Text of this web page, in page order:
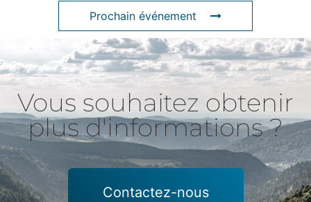
Prochain événement
Vous souhaitez obtenir
plus d'informations ?
Contactez-nous